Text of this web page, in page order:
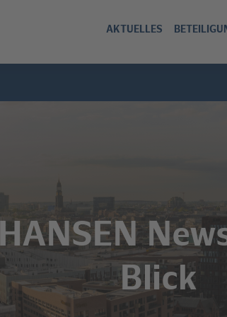
AKTUELLES
Blick